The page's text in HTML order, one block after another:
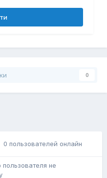
0
0 пользователей онлайн
не